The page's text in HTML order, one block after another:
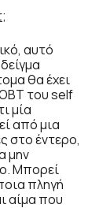
αυτό
θα έχει
του self
μία
από μια
στο έντερο,
μην
Μπορεί
πληγή
αίμα που